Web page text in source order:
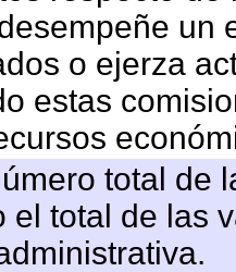
un
o ejerza
estas
total de
el total de las